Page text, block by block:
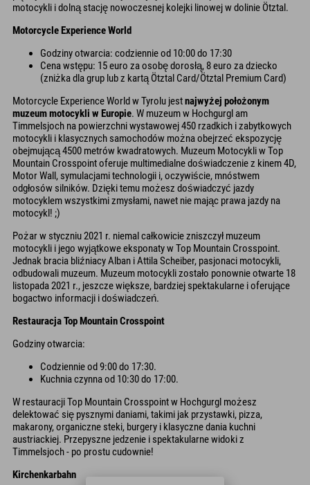
motocykli i dolną stację nowoczesnej kolejki linowej w dolinie Ötztal.
Motorcycle Experience World
Godziny otwarcia: codziennie od 10:00 do 17:30
Cena wstępu: 15 euro za osobę dorosłą, 8 euro za dziecko
(zniżka dla grup lub z kartą Ötztal Card/Ötztal Premium Card)
Motorcycle Experience World w Tyrolu jestnajwyżej położonym
muzeum motocykli w Europie. W muzeum w Hochgurgl am
Timmelsjoch na powierzchni wystawowej 450 rzadkich i zabytkowych
motocykli i klasycznych samochodów można obejrzeć ekspozycję
obejmującą 4500 metrów kwadratowych. Muzeum Motocykli w Top
Mountain Crosspoint oferuje multimedialne doświadczenie z kinem 4D,
Motor Wall, symulacjami technologii i, oczywiście, mnóstwem
odgłosów silników. Dzięki temu możesz doświadczyć jazdy
motocyklem wszystkimi zmysłami, nawet nie mając prawa jazdy na
motocykl! ;)
Pożar w styczniu 2021 r. niemal całkowicie zniszczył muzeum
motocykli i jego wyjątkowe eksponaty w Top Mountain Crosspoint.
Jednak bracia bliźniacy Alban i Attila Scheiber, pasjonaci motocykli,
odbudowali muzeum. Muzeum motocykli zostało ponownie otwarte 18
listopada 2021 r., jeszcze większe, bardziej spektakularne i oferujące
bogactwo informacji i doświadczeń.
Restauracja Top Mountain Crosspoint
Godziny otwarcia:
Codziennie od 9:00 do 17:30.
Kuchnia czynna od 10:30 do 17:00.
W restauracji Top Mountain Crosspoint w Hochgurgl możesz
delektować się pysznymi daniami, takimi jak przystawki, pizza,
makarony, organiczne steki, burgery i klasyczne dania kuchni
austriackiej. Przepyszne jedzenie i spektakularne widoki z
Timmelsjoch - po prostu cudownie!
Kirchenkarbahn